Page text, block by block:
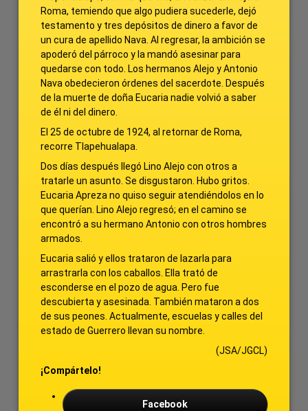
Roma, temiendo que algo pudiera sucederle, dejó
testamento y tres depósitos de dinero a favor de
un cura de apellido Nava. Al regresar, la ambición se
apoderó del párroco y la mandó asesinar para
quedarse con todo. Los hermanos Alejo y Antonio
Nava obedecieron órdenes del sacerdote. Después
de la muerte de doña Eucaria nadie volvió a saber
de él ni del dinero.
El 25 de octubre de 1924, al retornar de Roma,
recorre Tlapehualapa.
Dos días después llegó Lino Alejo con otros a
tratarle un asunto. Se disgustaron. Hubo gritos.
Eucaria Apreza no quiso seguir atendiéndolos en lo
que querían. Lino Alejo regresó; en el camino se
encontró a su hermano Antonio con otros hombres
armados.
Eucaria salió y ellos trataron de lazarla para
arrastrarla con los caballos. Ella trató de
esconderse en el pozo de agua. Pero fue
descubierta y asesinada. También mataron a dos
de sus peones. Actualmente, escuelas y calles del
estado de Guerrero llevan su nombre.
(JSA/JGCL)
¡Compártelo!
Facebook